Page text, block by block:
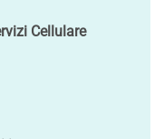
Cellulare